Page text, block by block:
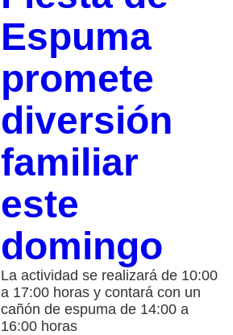
Espuma
promete
diversión
familiar
este
domingo
La actividad se realizará de 10:00
a 17:00 horas y contará con un
cañón de espuma de 14:00 a
16:00 horas